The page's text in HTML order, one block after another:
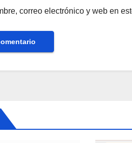
correo electrónico y web en